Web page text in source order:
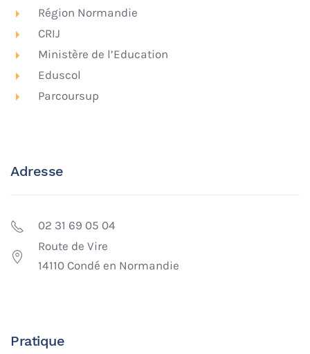
Région Normandie
CRIJ
Ministère de l’Education
Eduscol
Parcoursup
Adresse
02 31 69 05 04
Route de Vire
14110 Condé en Normandie
Pratique